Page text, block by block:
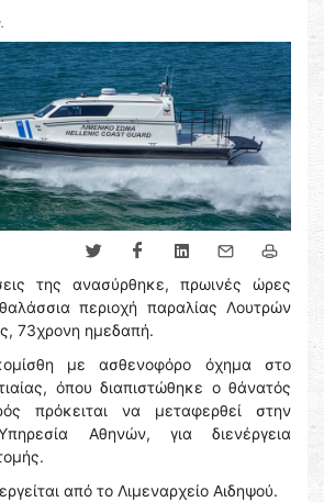
της ανασύρθηκε, πρωινές ώρες
περιοχή παραλίας Λουτρών
73χρονη ημεδαπή.
με ασθενοφόρο όχημα στο
όπου διαπιστώθηκε ο θάνατός
πρόκειται να μεταφερθεί στην
Υπηρεσία Αθηνών, για διενέργεια
από το Λιμεναρχείο Αιδηψού.